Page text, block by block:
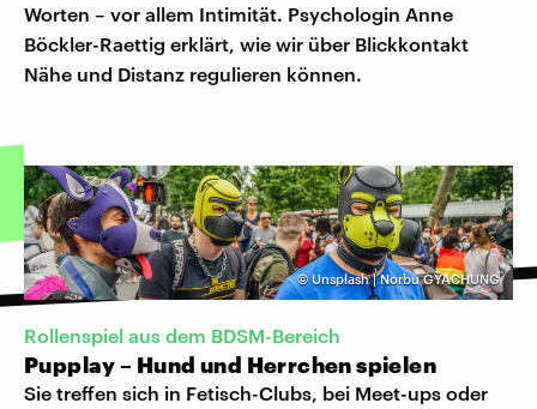
Worten – vor allem Intimität. Psychologin Anne
Böckler-Raettig erklärt, wie wir über Blickkontakt
Nähe und Distanz regulieren können.
©Unsplash | Norbu GYACHUNG
Rollenspiel aus dem BDSM-Bereich
Pupplay – Hund und Herrchen spielen
Sie treffen sich in Fetisch-Clubs, bei Meet-ups oder